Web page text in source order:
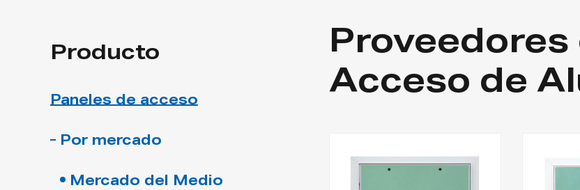
Producto
Paneles de acceso
Por mercado
Mercado del Medio
Proveedores
Acceso de